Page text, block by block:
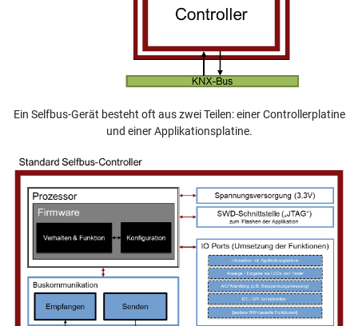
Ein Selfbus-Gerät besteht oft aus zwei Teilen: einer Controllerplatine
und einer Applikationsplatine.